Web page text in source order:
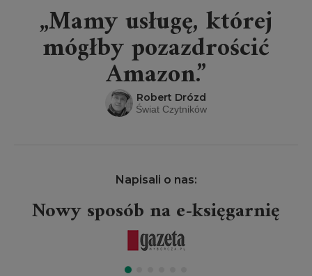
„Mamy usługę, której
mógłby pozazdrościć
Amazon.”
Robert Drózd
Świat Czytników
Napisali o nas:
Nowy sposób na e-księgarnię